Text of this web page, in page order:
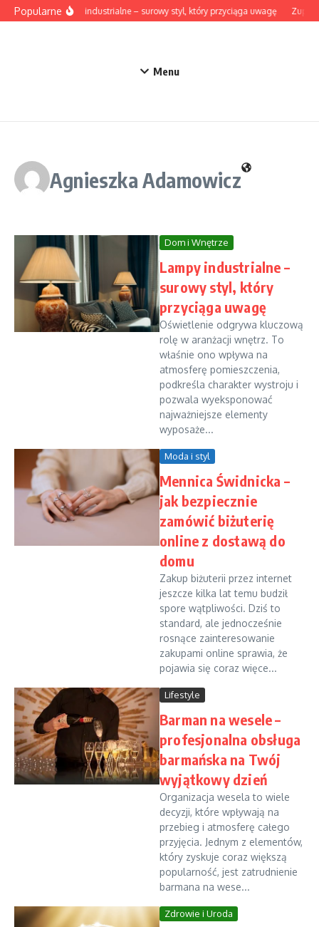
Przejdź do treści
PopularneLampy industrialne – surowy styl, który przyciąga uwagę Zupa
Menu
Agnieszka Adamowicz
Dom i Wnętrze
Lampy industrialne –
surowy styl, który
przyciąga uwagę
Oświetlenie odgrywa kluczową
rolę w aranżacji wnętrz. To
właśnie ono wpływa na
atmosferę pomieszczenia,
podkreśla charakter wystroju i
pozwala wyeksponować
najważniejsze elementy
wyposaże...
Moda i styl
Mennica Świdnicka –
jak bezpiecznie
zamówić biżuterię
online z dostawą do
domu
Zakup biżuterii przez internet
jeszcze kilka lat temu budził
spore wątpliwości. Dziś to
standard, ale jednocześnie
rosnące zainteresowanie
zakupami online sprawia, że
pojawia się coraz więce...
Lifestyle
Barman na wesele –
profesjonalna obsługa
barmańska na Twój
wyjątkowy dzień
Organizacja wesela to wiele
decyzji, które wpływają na
przebieg i atmosferę całego
przyjęcia. Jednym z elementów,
który zyskuje coraz większą
popularność, jest zatrudnienie
barmana na wese...
Zdrowie i Uroda